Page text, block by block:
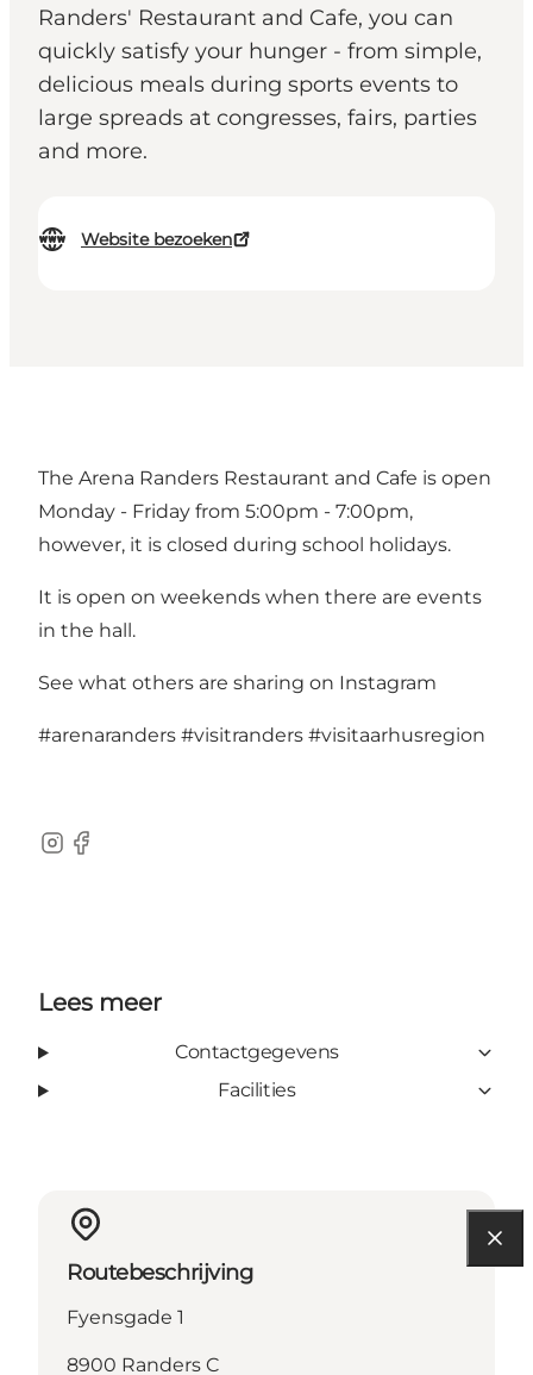
Randers' Restaurant and Cafe, you can
quickly satisfy your hunger - from simple,
delicious meals during sports events to
large spreads at congresses, fairs, parties
and more.
Website bezoeken
The Arena Randers Restaurant and Cafe is open
Monday - Friday from 5:00pm - 7:00pm,
however, it is closed during school holidays.
It is open on weekends when there are events
in the hall.
See what others are sharing on Instagram
#arenaranders #visitranders #visitaarhusregion
Instagram
Facebook
Lees meer
Contactgegevens
Facilities
Routebeschrijving
Fyensgade 1
8900 Randers C